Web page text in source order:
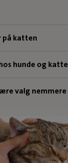
på katten
hunde og katte
valg nemmere